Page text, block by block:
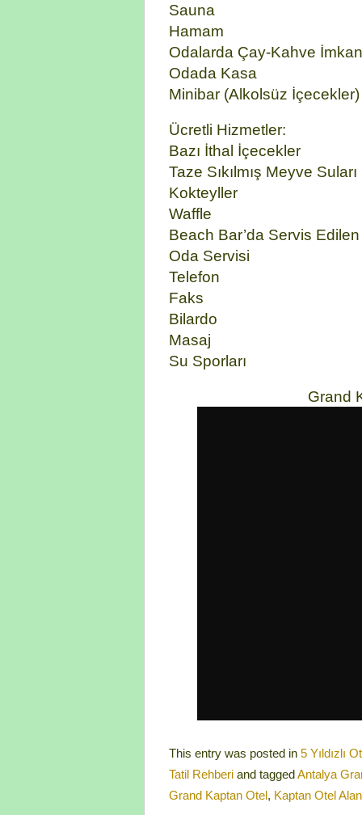
Sauna
Hamam
Odalarda Çay-Kahve
Odada Kasa
Minibar (Alkolsüz İçecekler)
Ücretli Hizmetler:
Bazı İthal İçecekler
Taze Sıkılmış Meyve Suları
Kokteyller
Waffle
Beach Bar’da Servis
Oda Servisi
Telefon
Faks
Bilardo
Masaj
Su Sporları
Grand
This entry was posted in5 Yıldızlı
Tatil Rehberi and taggedAntalya
Grand Kaptan Otel , Kaptan Otel